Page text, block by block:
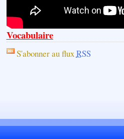
Vocabulaire
S'abonner au fluxRSS